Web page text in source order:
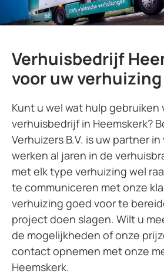
Verhuisbedrijf
voor uw verhuizing
Kunt u wel wat hulp gebruiken
verhuisbedrijf in Heemskerk?
Verhuizers B.V. is uw partner
werken al jaren in de
met elk type verhuizing wel
te communiceren met onze
verhuizing goed voor te
project doen slagen. Wilt u
de mogelijkheden of onze
contact opnemen met onze
Heemskerk.